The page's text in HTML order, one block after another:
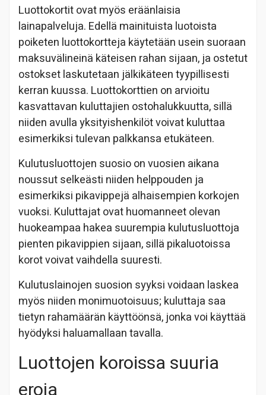
Luottokortit ovat myös eräänlaisia
lainapalveluja. Edellä mainituista luotoista
poiketen luottokortteja käytetään usein suoraan
maksuvälineinä käteisen rahan sijaan, ja ostetut
ostokset laskutetaan jälkikäteen tyypillisesti
kerran kuussa. Luottokorttien on arvioitu
kasvattavan kuluttajien ostohalukkuutta, sillä
niiden avulla yksityishenkilöt voivat kuluttaa
esimerkiksi tulevan palkkansa etukäteen.
Kulutusluottojen suosio on vuosien aikana
noussut selkeästi niiden helppouden ja
esimerkiksi pikavippejä alhaisempien korkojen
vuoksi. Kuluttajat ovat huomanneet olevan
huokeampaa hakea suurempia kulutusluottoja
pienten pikavippien sijaan, sillä pikaluotoissa
korot voivat vaihdella suuresti.
Kulutuslainojen suosion syyksi voidaan laskea
myös niiden monimuotoisuus; kuluttaja saa
tietyn rahamäärän käyttöönsä, jonka voi käyttää
hyödyksi haluamallaan tavalla.
Luottojen koroissa suuria